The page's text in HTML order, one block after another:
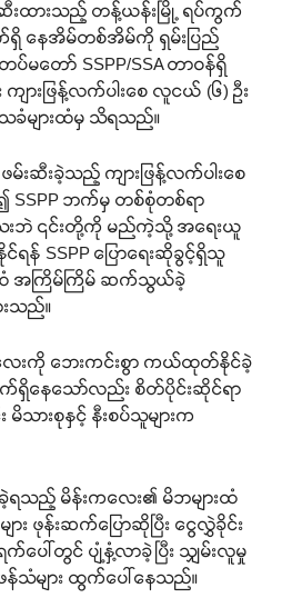
းထားသည့် တန့်ယန်းမြို့ ရပ်ကွက်
ရှိ နေအိမ်တစ်အိမ်ကို ရှမ်းပြည်
မတော် SSPP/SSA တာဝန်ရှိ
ကျားဖြန့်လက်ပါးစေ လူငယ် (၆) ဦး
သခံများထံမှ သိရသည်။
ဖမ်းဆီးခဲ့သည့် ကျားဖြန့်လက်ပါးစေ
SSPP ဘက်မှ တစ်စုံတစ်ရာ
ေးဘဲ ၎င်းတို့ကို မည်ကဲ့သို့ အရေးယူ
ရန် SSPP ပြောရေးဆိုခွင့်ရှိသူ
ထံ အကြိမ်ကြိမ် ဆက်သွယ်ခဲ့
သည်။
းကို ဘေးကင်းစွာ ကယ်ထုတ်နိုင်ခဲ့
က်ရှိနေသော်လည်း စိတ်ပိုင်းဆိုင်ရာ
မိသားစုနှင့် နီးစပ်သူများက
သည့် မိန်းကလေး၏ မိဘများထံ
ား ဖုန်းဆက်ပြောဆိုပြီး ငွေလွှဲခိုင်း
ေါ်တွင် ပျံ့နှံ့လာခဲ့ပြီး သျှမ်းလူမှု
န်သံများ ထွက်ပေါ်နေသည်။